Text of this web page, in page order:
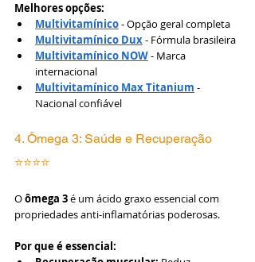
Melhores opções:
Multivitamínico - Opção geral completa
Multivitamínico Dux - Fórmula brasileira
Multivitamínico NOW - Marca
internacional
Multivitamínico Max Titanium -
Nacional confiável
4. Ômega 3: Saúde e Recuperação
⭐⭐⭐⭐
O ômega 3 é um ácido graxo essencial com
propriedades anti-inflamatórias poderosas.
Por que é essencial: